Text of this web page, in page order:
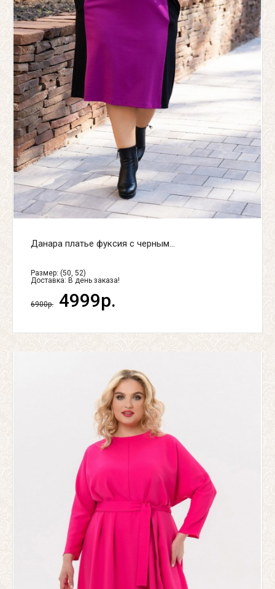
Данара платье фуксия с черным...
Размер: (50, 52)
Доставка: В день заказа!
6900р. 4999р.